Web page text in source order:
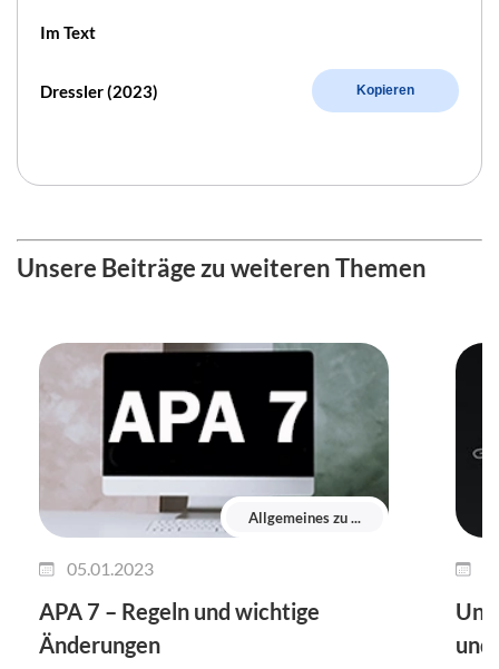
Im Text
Dressler (2023) Kopieren
Unsere Beiträge zu weiteren Themen
Allgemeines zu ...
05.01.2023
APA 7 – Regeln und wichtige
Änderungen
und